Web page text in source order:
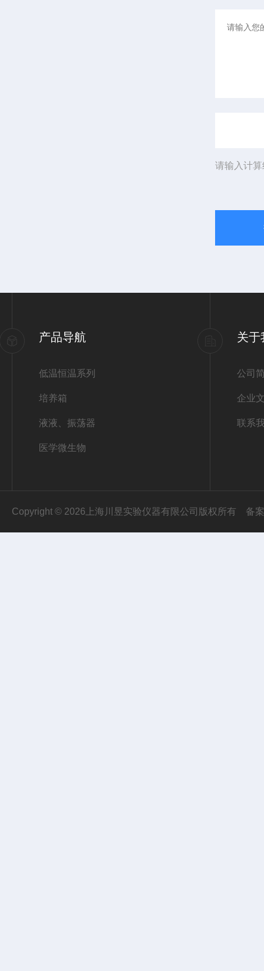
请输入计
产品导航
低温恒温系列
培养箱
液液、振荡器
医学微生物
关于
公司
企业
联系
Copyright © 2026上海川昱实验仪器有限公司版权所有 备